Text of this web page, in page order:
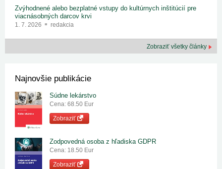
Zvýhodnené alebo bezplatné vstupy do kultúrnych inštitúcií pre
viacnásobných darcov krvi
1. 7. 2026 redakcia
Zobraziť všetky články
Najnovšie publikácie
Súdne lekárstvo
Cena: 68.50 Eur
Zobraziť
Zodpovedná osoba z hľadiska GDPR
Cena: 18.50 Eur
Zobraziť